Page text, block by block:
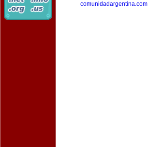
comunidadargentina.com